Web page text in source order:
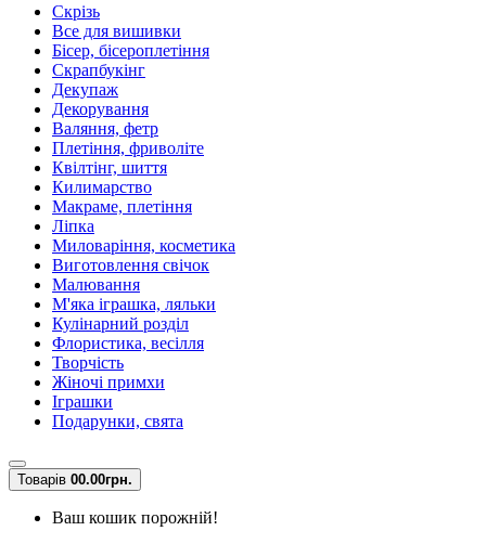
Скрізь
Все для вишивки
Бісер, бісероплетіння
Скрапбукінг
Декупаж
Декорування
Валяння, фетр
Плетіння, фриволіте
Квілтінг, шиття
Килимарство
Макраме, плетіння
Ліпка
Миловаріння, косметика
Виготовлення свічок
Малювання
М'яка іграшка, ляльки
Кулінарний розділ
Флористика, весілля
Творчість
Жіночі примхи
Іграшки
Подарунки, свята
Товарів 00.00грн.
Ваш кошик порожній!